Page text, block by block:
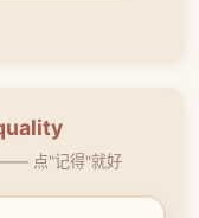
—— 点"记得"就好